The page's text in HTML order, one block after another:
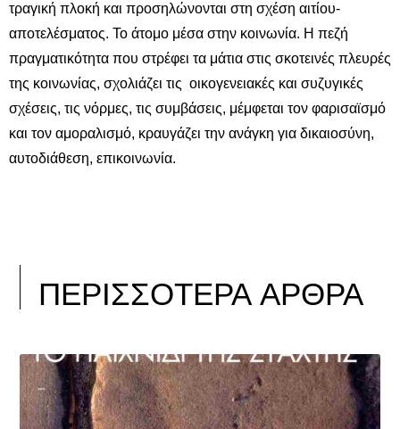
τραγική πλοκή και προσηλώνονται στη σχέση αιτίου-
αποτελέσματος. Το άτομο μέσα στην κοινωνία. Η πεζή
πραγματικότητα που στρέφει τα μάτια στις σκοτεινές πλευρές
της κοινωνίας, σχολιάζει τις οικογενειακές και συζυγικές
σχέσεις, τις νόρμες, τις συμβάσεις, μέμφεται τον φαρισαϊσμό
και τον αμοραλισμό, κραυγάζει την ανάγκη για δικαιοσύνη,
αυτοδιάθεση, επικοινωνία.
ΠΕΡΙΣΣΟΤΕΡΑ ΑΡΘΡΑ